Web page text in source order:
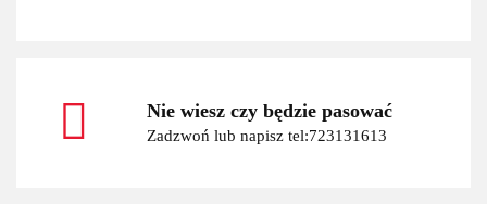
Nie wiesz czy będzie pasować
Zadzwoń lub napisz tel:723131613